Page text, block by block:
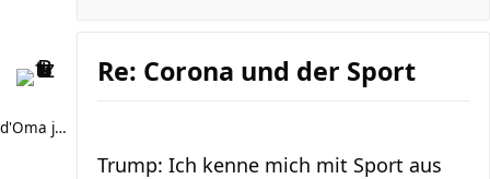
d'Oma joggt
Re: Corona und der Sport
Trump: Ich kenne mich mit Sport aus